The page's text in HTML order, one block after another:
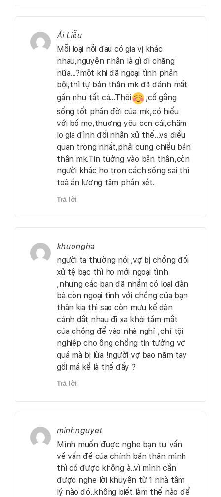
Ái Liễu
Mỗi loại nỗi đau có gia vị khác
nhau,nguyên nhân là gì đi chăng
nữa…?một khi đã ngoại tình phản
bội,thì tự bản thân mk đã đánh mất
gần như tất cả…Thôi
,cố gắng
sống tốt phần đời của mk,có hiếu
với bố mẹ,thương yêu con cái,chăm
lo gia đình đối nhân xử thế…vs điều
quan trọng nhất,phải cưng chiều bản
thân mk.Tin tưởng vào bản thân,còn
người khác họ trọn cách sống sai thì
toà án lương tâm phán xét.
Trả lời
khuongha
người ta thường nói ,vợ bị chồng đối
xử tệ bạc thì họ mới ngoại tình
,nhưng các bạn đã nhầm có loại đàn
bà còn ngoại tình với chồng của bạn
thân kia thì sao còn mưu kế dàn
cảnh dắt nhau đi xa khỏi tầm mắt
của chồng để vào nhà nghỉ ,chỉ tội
nghiệp cho ông chồng tin tưởng vợ
quá mà bị lừa !người vợ bao năm tay
gối má kề là thế đấy ?
Trả lời
minhnguyet
Mình muốn được nghe bạn tư vấn
về vấn đề của chính bản thân mình
thì có được không à..vì mình cần
được nghe lời khuyên từ 1 nhà tâm
lý nào đó..không biết làm thế nào để